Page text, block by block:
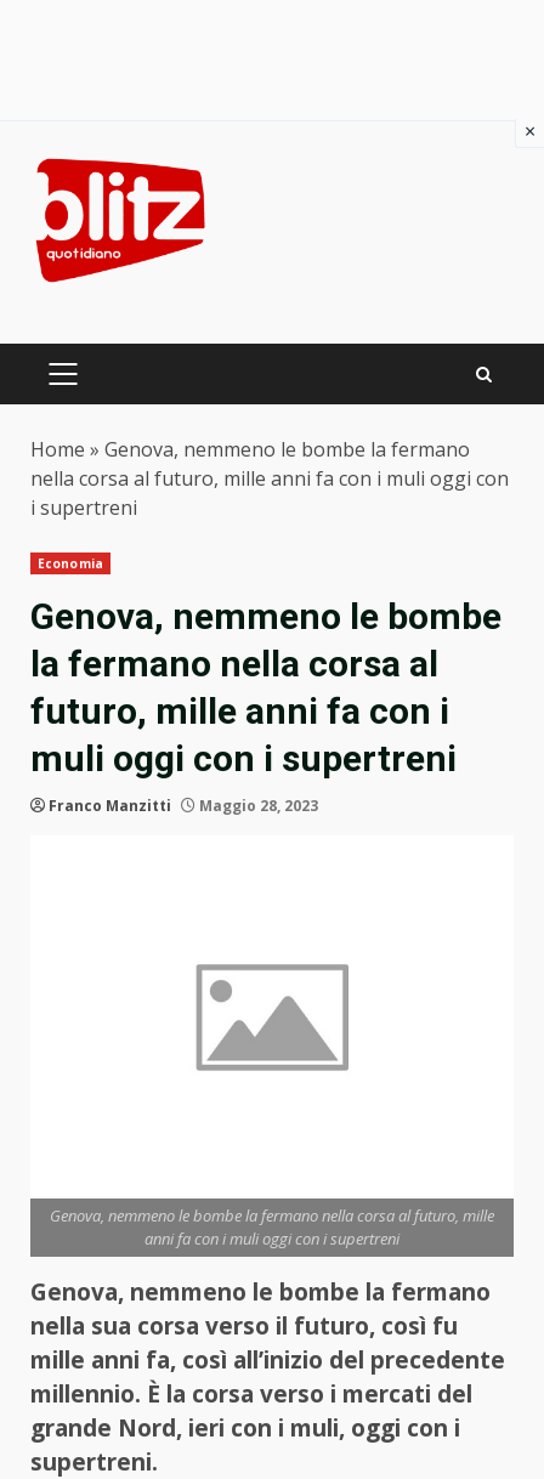
content
PRIMARY
Home » Genova, nemmeno le bombe la fermano
nella corsa al futuro, mille anni fa con i muli oggi con
i supertreni
Economia
Genova, nemmeno le bombe
la fermano nella corsa al
futuro, mille anni fa con i
muli oggi con i supertreni
Franco Manzitti Maggio 28, 2023
Genova, nemmeno le bombe la fermano nella corsa al futuro, mille
anni fa con i muli oggi con i supertreni
Genova, nemmeno le bombe la fermano
nella sua corsa verso il futuro, così fu
mille anni fa, così all’inizio del precedente
millennio. È la corsa verso i mercati del
grande Nord, ieri con i muli, oggi con i
supertreni.
×